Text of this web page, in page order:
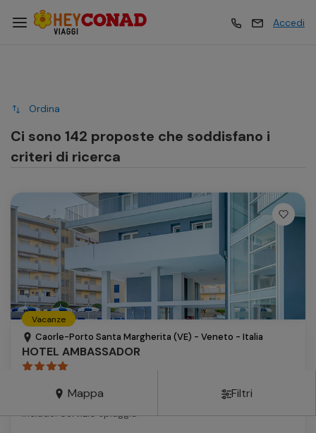
Esperienze
Crociere
Traghetti
Autonoleggio
Accedi
Esperienze
Crociere
Traghetti
Autonoleggio
ParcheggioMappa Filtri
Ordina
Ci sono 142 proposte che soddisfano i
criteri di ricerca
Vacanze
Caorle-Porto Santa Margherita (VE) - Veneto - Italia
HOTEL AMBASSADOR
pensione
Include: Servizio spiaggia